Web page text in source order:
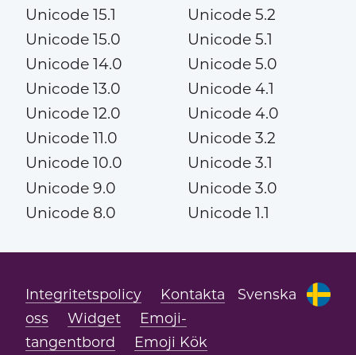
Unicode 15.1
Unicode 15.0
Unicode 14.0
Unicode 13.0
Unicode 12.0
Unicode 11.0
Unicode 10.0
Unicode 9.0
Unicode 8.0
Unicode 5.2
Unicode 5.1
Unicode 5.0
Unicode 4.1
Unicode 4.0
Unicode 3.2
Unicode 3.1
Unicode 3.0
Unicode 1.1
Svenska
Integritetspolicy
Kontakta
oss
Widget
Emoji-
tangentbord
Emoji Kök